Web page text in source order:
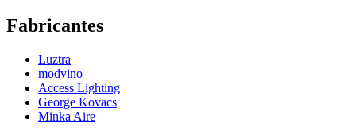
Fabricantes
Luztra
modvino
Access Lighting
George Kovacs
Minka Aire